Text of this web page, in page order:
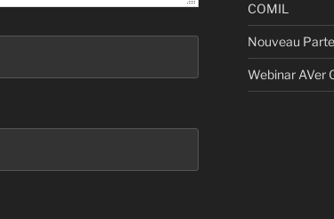
COMIL
Nouveau
Webinar AVer